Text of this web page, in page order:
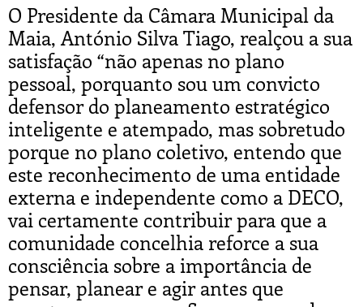
O Presidente da Câmara Municipal da
Maia, António Silva Tiago, realçou a sua
satisfação “não apenas no plano
pessoal, porquanto sou um convicto
defensor do planeamento estratégico
inteligente e atempado, mas sobretudo
porque no plano coletivo, entendo que
este reconhecimento de uma entidade
externa e independente como a DECO,
vai certamente contribuir para que a
comunidade concelhia reforce a sua
consciência sobre a importância de
pensar, planear e agir antes que